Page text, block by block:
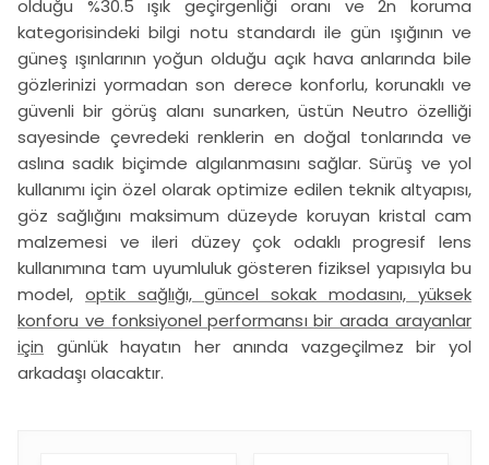
olduğu %30.5 ışık geçirgenliği oranı ve 2n koruma
kategorisindeki bilgi notu standardı ile gün ışığının ve
güneş ışınlarının yoğun olduğu açık hava anlarında bile
gözlerinizi yormadan son derece konforlu, korunaklı ve
güvenli bir görüş alanı sunarken, üstün Neutro özelliği
sayesinde çevredeki renklerin en doğal tonlarında ve
aslına sadık biçimde algılanmasını sağlar. Sürüş ve yol
kullanımı için özel olarak optimize edilen teknik altyapısı,
göz sağlığını maksimum düzeyde koruyan kristal cam
malzemesi ve ileri düzey çok odaklı progresif lens
kullanımına tam uyumluluk gösteren fiziksel yapısıyla bu
model, optik sağlığı, güncel sokak modasını, yüksek
konforu ve fonksiyonel performansı bir arada arayanlar
için günlük hayatın her anında vazgeçilmez bir yol
arkadaşı olacaktır.